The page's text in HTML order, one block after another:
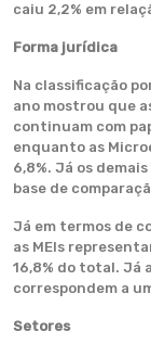
caiu 2,2% em
Forma jurídica
Na classificação
ano mostrou que
continuam com
enquanto as
6,8%. Já os
base de
Já em termos de
as MEIs
16,8% do total. Já
correspondem a
Setores